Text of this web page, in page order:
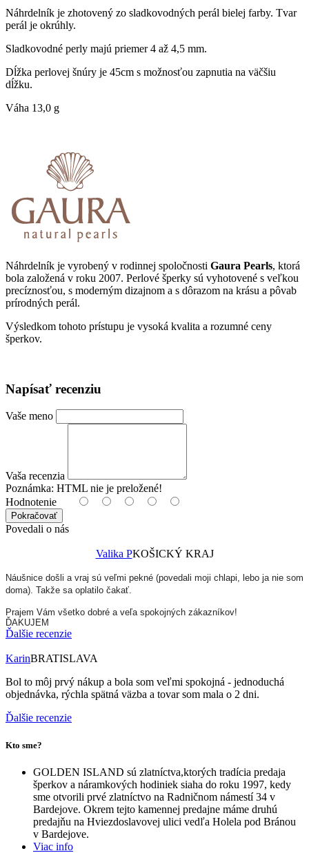
Náhrdelník je zhotovený zo sladkovodných perál bielej farby. Tvar
perál je okrúhly.
Sladkovodné perly majú priemer 4 až 4,5 mm.
Dĺžka perlovej šnúry je 45cm s možnosťou zapnutia na väčšiu
dĺžku.
Váha 13,0 g
Náhrdelník je vyrobený v rodinnej spoločnosti Gaura Pearls, ktorá
bola založená v roku 2007. Perlové šperky sú vyhotovené s veľkou
precíznosťou, s moderným dizajnom a s dôrazom na krásu a pôvab
prírodných perál.
Výsledkom tohoto prístupu je vysoká kvalita a rozumné ceny
šperkov.
Napísať recenziu
Vaše meno
Vaša recenzia
Poznámka: HTML nie je preložené!
Hodnotenie
Pokračovať
Povedali o nás
Valika PKOŠICKÝ KRAJ
Náušnice došli a vraj sú veľmi pekné (povedali moji chlapi, lebo ja nie som
doma). Takže sa oplatilo čakať.
Prajem Vám všetko dobré a veľa spokojných zákazníkov!
ĎAKUJEM
Ďalšie recenzie
KarinBRATISLAVA
Bol to môj prvý nákup a bola som veľmi spokojná - jednoduchá
objednávka, rýchla spätná väzba a tovar som mala o 2 dni.
Ďalšie recenzie
Kto sme?
GOLDEN ISLAND sú zlatníctva,ktorých tradícia predaja
šperkov a náramkových hodiniek siaha do roku 1997, kedy
sme otvorili prvé zlatníctvo na Radničnom námestí 34 v
Bardejove. Okrem tejto kamennej predajne máme druhú
predajňu na Hviezdoslavovej ulici vedľa Holela pod Bránou
v Bardejove.
Viac info